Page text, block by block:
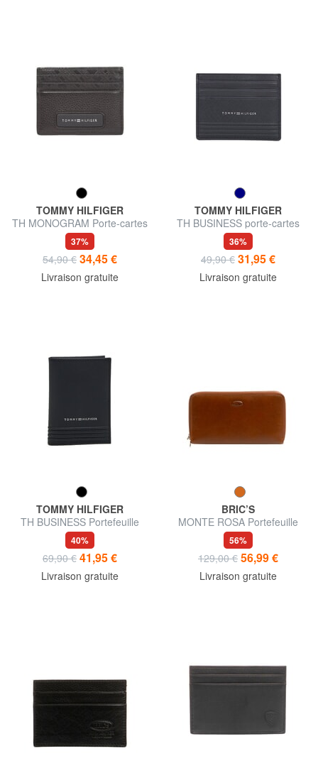
TOMMY HILFIGER
TH MONOGRAM Porte-cartes
en cuir avec logo
37%
54,90 € 34,45 €
Livraison gratuite
TOMMY HILFIGER
TH BUSINESS porte-cartes
plat en cuir saffiano
36%
49,90 € 31,95 €
Livraison gratuite
TOMMY HILFIGER
TH BUSINESS Portefeuille
vertical en cuir saffiano
40%
69,90 € 41,95 €
Livraison gratuite
BRIC’S
MONTE ROSA Portefeuille
compact en cuir
56%
129,00 € 56,99 €
Livraison gratuite